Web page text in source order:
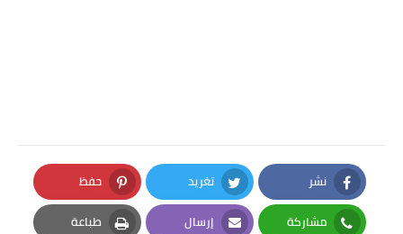
نشر
Facebook
تغريد
Twitter
حفظ
Pinterest
مشاركة إرسال طباعة